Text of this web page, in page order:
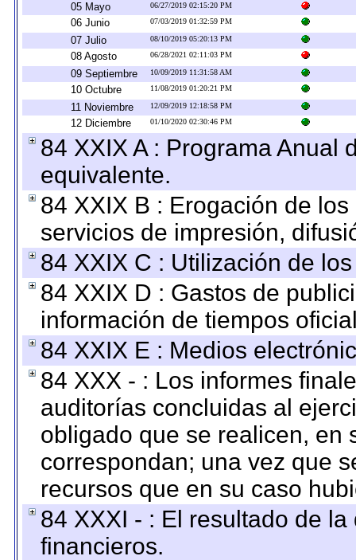
05 Mayo 06/27/2019 02:15:20 PM
06 Junio 07/03/2019 01:32:59 PM
07 Julio 08/10/2019 05:20:13 PM
08 Agosto 06/28/2021 02:11:03 PM
09 Septiembre 10/09/2019 11:31:58 AM
10 Octubre 11/08/2019 01:20:21 PM
11 Noviembre 12/09/2019 12:18:58 PM
12 Diciembre 01/10/2020 02:30:46 PM
84 XXIX A : Programa Anual
equivalente.
84 XXIX B : Erogación de
servicios de impresión,
84 XXIX C : Utilización de
84 XXIX D : Gastos de
información de tiempos
84 XXIX E : Medios
84 XXX - : Los informes
auditorías concluidas al
obligado que se realicen, en
correspondan; una vez que
recursos que en su caso
84 XXXI - : El resultado de
financieros.